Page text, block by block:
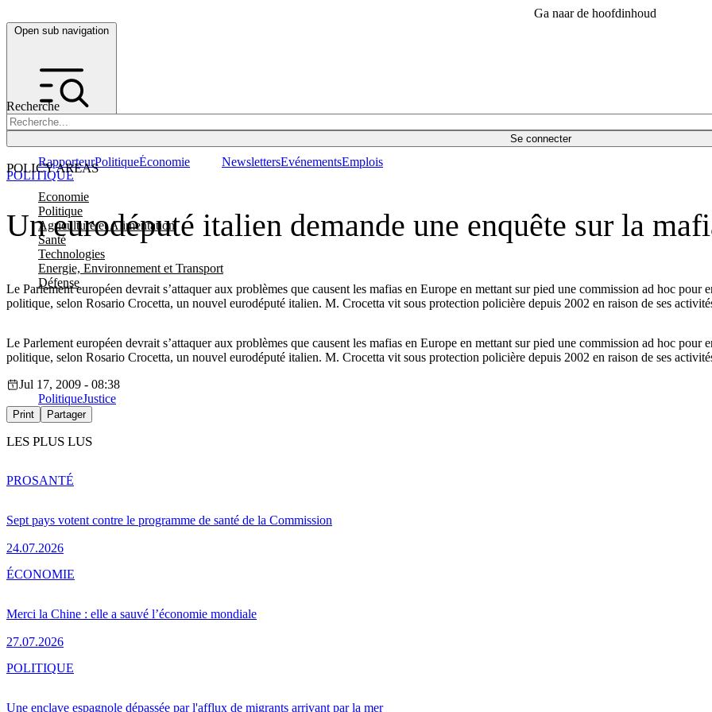
Ga naar de hoofdinhoud
Open sub navigation
Recherche
Se connecter
POLICY AREAS
Economie
Politique
Agriculture et Alimentation
Santé
Technologies
Energie, Environnement et Transport
Défense
RapporteurPolitiqueÉconomie NewslettersEvénementsEmplois
Un eurodéputé italien demande une enquête sur la
Le Parlement européen devrait s’attaquer aux problèmes que causent les mafias en Europe en mettant sur pied une commission ad hoc pour
politique, selon Rosario Crocetta, un nouvel eurodéputé italien. M. Crocetta vit sous protection policière depuis 2002 en raison de ses
POLITIQUE
Le Parlement européen devrait s’attaquer aux problèmes que causent les mafias en Europe en mettant sur pied une commission ad hoc pour
politique, selon Rosario Crocetta, un nouvel eurodéputé italien. M. Crocetta vit sous protection policière depuis 2002 en raison de ses
Jul 17, 2009 - 08:38
PolitiqueJustice
Print Partager
LES PLUS LUS
Sept pays votent contre le programme de santé de la Commission
24.07.2026
PROSANTÉ
Merci la Chine : elle a sauvé l’économie mondiale
27.07.2026
ÉCONOMIE
Une enclave espagnole dépassée par l'afflux de migrants arrivant par la mer
POLITIQUE